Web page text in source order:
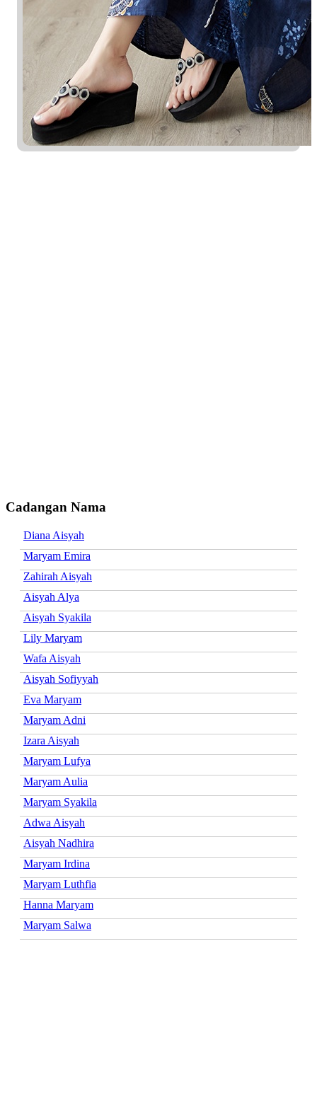
Cadangan Nama
Diana Aisyah
Maryam Emira
Zahirah Aisyah
Aisyah Alya
Aisyah Syakila
Lily Maryam
Wafa Aisyah
Aisyah Sofiyyah
Eva Maryam
Maryam Adni
Izara Aisyah
Maryam Lufya
Maryam Aulia
Maryam Syakila
Adwa Aisyah
Aisyah Nadhira
Maryam Irdina
Maryam Luthfia
Hanna Maryam
Maryam Salwa